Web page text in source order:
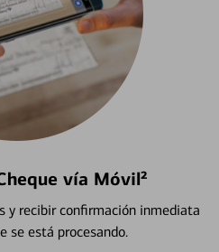
vía Móvil²
y recibir confirmación inmediata
se está procesando.